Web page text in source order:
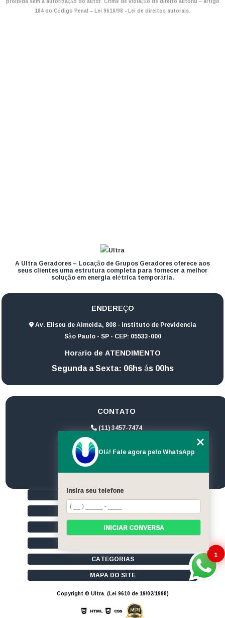
184 do Código Penal –Lei 9610/98 - Lei de direitos autorais.
A Ultra Geradores – Locação de Grupos Geradores oferece aos
seus clientes uma estrutura completa para fornecer a melhor
solução em energia elétrica temporária.
ENDEREÇO
Av. Eliseu de Almeida, 808 - instituto de Previdencia
São Paulo - SP - CEP: 05533-000
Horário de ATENDIMENTO
Segunda a Sexta: 06hs ás 00hs
CONTATO
(11) 3457-7474
(11) 94172-1974
contato@ultrageradores.com
HOME
QUEM SOMOS
SERVIÇOS
CATEGORIAS
MAPA DO SITE
Copyright © Ultra. (Lei 9610 de 19/02/1998)
HTML CSS
1
Olá! Fale agora pelo WhatsApp
Insira seu telefone
INICIAR CONVERSA